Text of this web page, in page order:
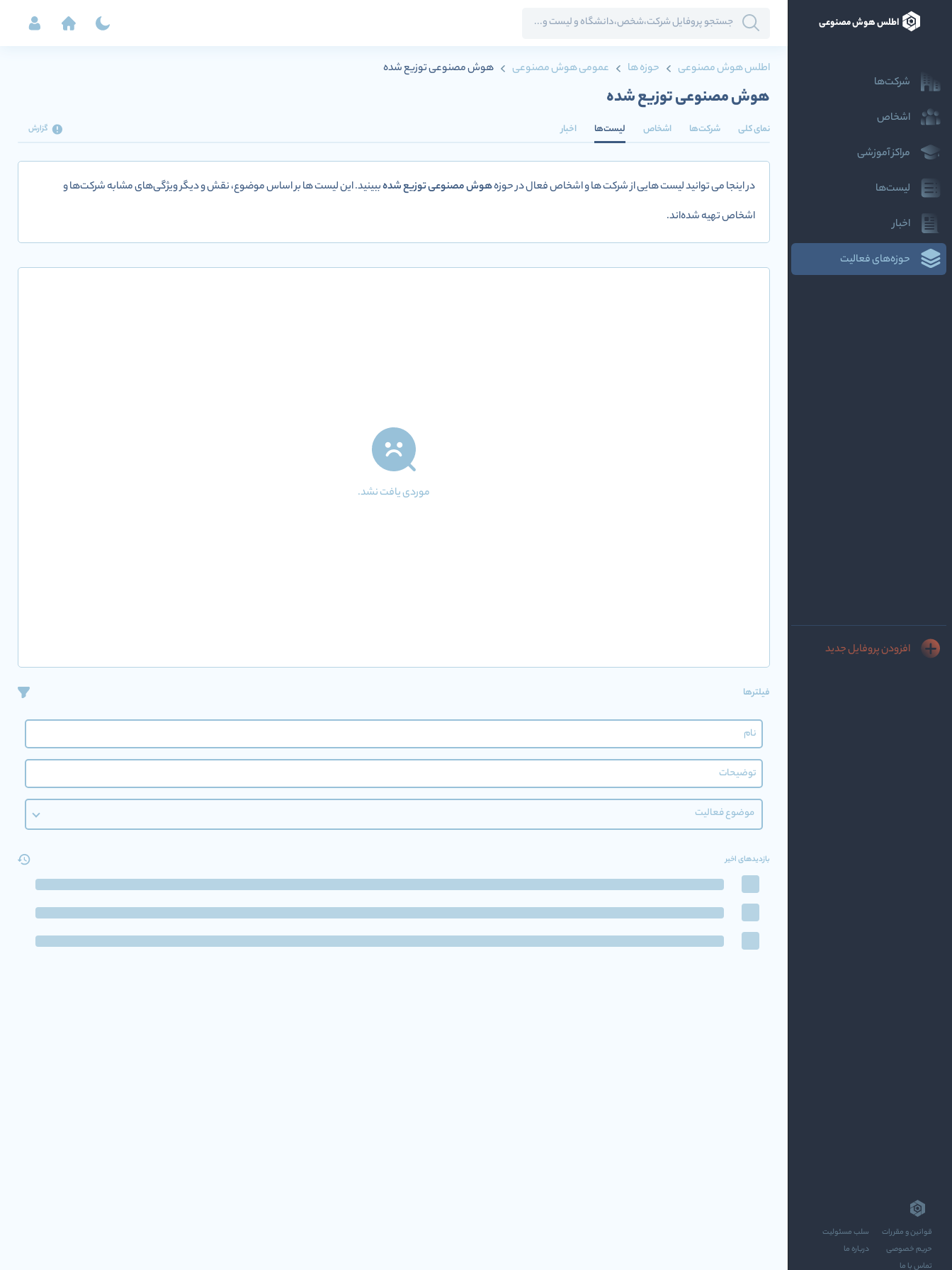
اطلس هوش مصنوعی
شرکت‌ها
اشخاص
مراکز آموزشی
لیست‌ها
اخبار
حوزه‌های فعالیت
افزودن پروفایل جدید
قوانین و مقررات
سلب مسئولیت
حریم خصوصی
درباره ما
تماس با ما
اطلس هوش مصنوعی حوزه ها عمومی هوش مصنوعی هوش مصنوعی توزیع شده
هوش مصنوعی توزیع شده
نمای کلی شرکت‌ها اشخاص لیست‌ها اخبار گزارش
در اینجا می توانید لیست هایی از شرکت ها و اشخاص فعال در حوزههوش مصنوعی توزیع شدهببینید. این لیست ها بر اساس موضوع، نقش و دیگر ویژگی‌های مشابه شرکت‌ها و
اشخاص تهیه شده‌اند.
موردی یافت نشد.
فیلترها
موضوع فعالیت
بازدیدهای اخیر